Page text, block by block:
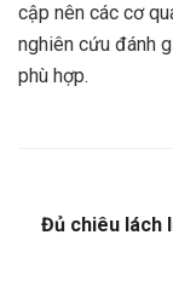
cập nên các cơ
nghiên cứu đánh
phù hợp.
Đủ chiêu lách